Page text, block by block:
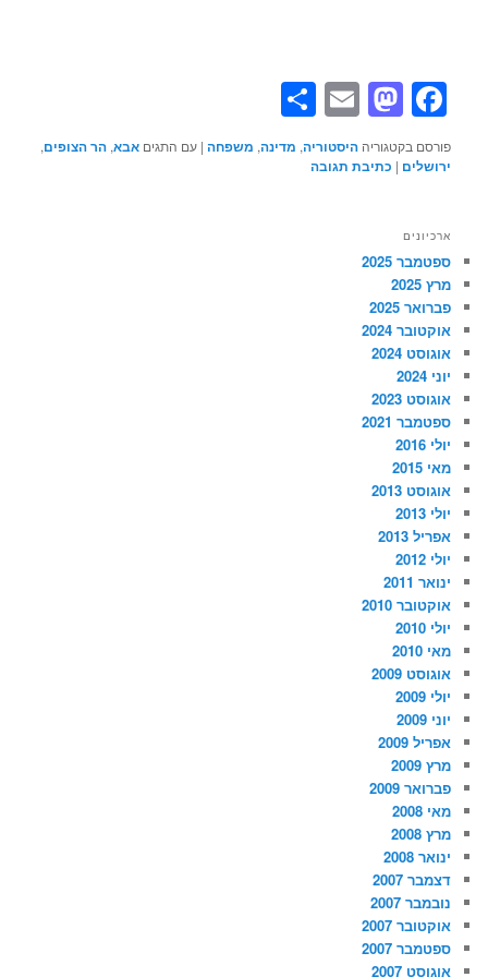
Facebook
Mastodon
Email
פורסם בקטגוריה היסטוריה, מדינה, משפחה |עם התגים אבא,הר הצופים,
ירושלים | כתיבת תגובה
ארכיונים
ספטמבר 2025
מרץ 2025
פברואר 2025
אוקטובר 2024
אוגוסט 2024
יוני 2024
אוגוסט 2023
ספטמבר 2021
יולי 2016
מאי 2015
אוגוסט 2013
יולי 2013
אפריל 2013
יולי 2012
ינואר 2011
אוקטובר 2010
יולי 2010
מאי 2010
אוגוסט 2009
יולי 2009
יוני 2009
אפריל 2009
מרץ 2009
פברואר 2009
מאי 2008
מרץ 2008
ינואר 2008
דצמבר 2007
נובמבר 2007
אוקטובר 2007
ספטמבר 2007
אוגוסט 2007